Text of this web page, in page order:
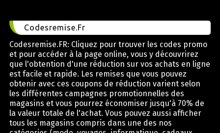
Codesremise.Fr
Codesremise.FR: Cliquez pour trouver les codes promo
et pour accéder à la page online, vous y découvrirez
que l'obtention d'une réduction sur vos achats en ligne
est facile et rapide. Les remises que vous pouvez
obtenir avec ces coupons de réduction varient selon
les différentes campagnes promotionnelles des
magasins et vous pourrez économiser jusqu'à 70% de
la valeur totale de l'achat. Vous pouvez aussi afficher
tous les magasins compris dans une des nos